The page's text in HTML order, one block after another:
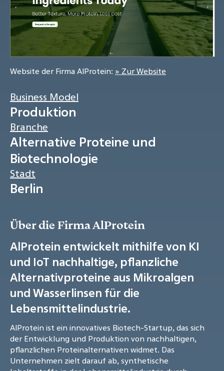
Website der Firma AlProtein: » Zur Website
Business Model
Produktion
Branche
Alternative Proteine und
Biotechnologie
Stadt
Berlin
Über die Firma AlProtein
AlProtein entwickelt mithilfe von KI
und IoT nachhaltige, pflanzliche
Alternativproteine aus Mikroalgen
und Wasserlinsen für die
Lebensmittelindustrie.
AlProtein ist ein innovatives Biotech-Startup, das sich
der Entwicklung und Produktion von nachhaltigen,
pflanzlichen Proteinalternativen widmet. Das
Unternehmen zielt darauf ab, synthetische